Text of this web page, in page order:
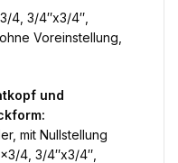
4, 3/4″x3/4″,
Voreinstellung,
und
mit Nullstellung
4, 3/4″x3/4″,